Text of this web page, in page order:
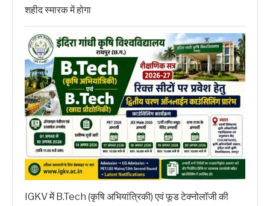
शहीद स्मारक में होगा
IGKV में B.Tech (कृषि अभियांत्रिकी) एवं फूड टेक्नोलॉजी की